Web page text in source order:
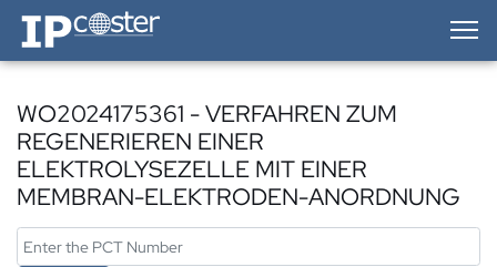
IP-Coster — Home
WO2024175361 - VERFAHREN ZUM
REGENERIEREN EINER
ELEKTROLYSEZELLE MIT EINER
MEMBRAN-ELEKTRODEN-ANORDNUNG